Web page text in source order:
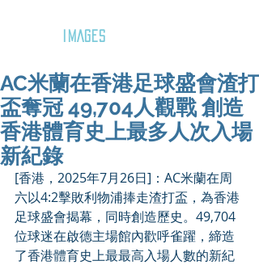
IMAGES
AC米蘭在香港足球盛會渣打
盃奪冠 49,704人觀戰 創造
香港體育史上最多人次入場
新紀錄
[香港，2025年7月26日]：AC米蘭在周
六以4:2擊敗利物浦捧走渣打盃，為香港
足球盛會揭幕，同時創造歷史。49,704
位球迷在啟德主場館內歡呼雀躍，締造
了香港體育史上最最高入場人數的新紀